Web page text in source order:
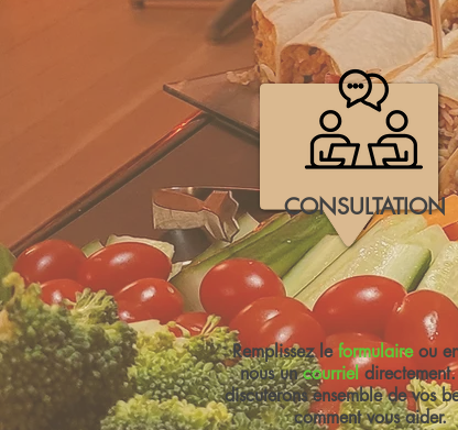
CONSULTATION
Remplissez leformulaireou
nous uncourriel
discuterons ensemble de vos
comment vous aider.